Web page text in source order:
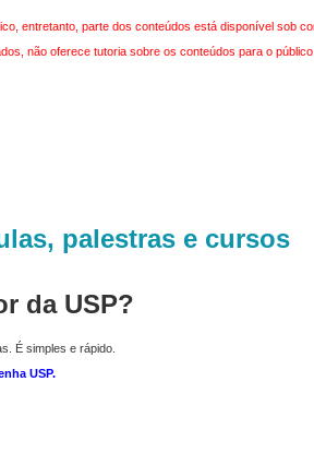
entretanto, parte dos conteúdos está disponível sob
não oferece tutoria sobre os conteúdos para o público
palestras e cursos
da USP?
É simples e rápido.
USP.